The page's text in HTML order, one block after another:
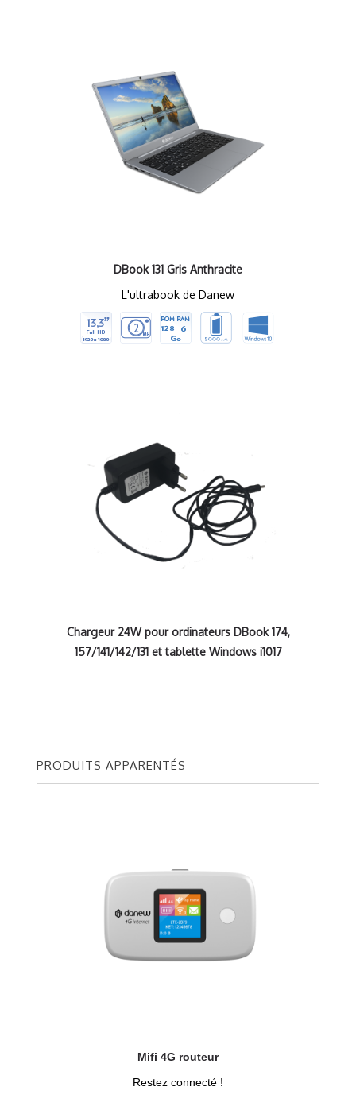
DBook 131 Gris Anthracite
L'ultrabook de Danew
Chargeur 24W pour ordinateurs DBook 174,
157/141/142/131 et tablette Windows i1017
PRODUITS APPARENTÉS
Mifi 4G routeur
Restez connecté !